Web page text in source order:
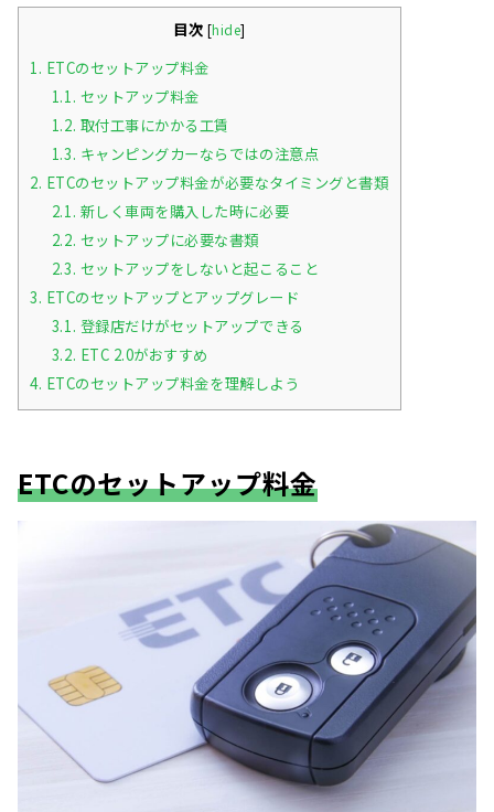
目次 [hide]
1. ETCのセットアップ料金
1.1. セットアップ料金
1.2. 取付工事にかかる工賃
1.3. キャンピングカーならではの注意点
2. ETCのセットアップ料金が必要なタイミングと書類
2.1. 新しく車両を購入した時に必要
2.2. セットアップに必要な書類
2.3. セットアップをしないと起こること
3. ETCのセットアップとアップグレード
3.1. 登録店だけがセットアップできる
3.2. ETC 2.0がおすすめ
4. ETCのセットアップ料金を理解しよう
ETCのセットアップ料金